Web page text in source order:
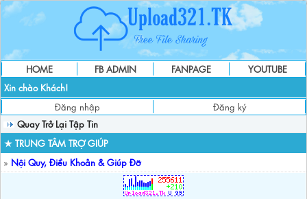
HOME FB ADMIN FANPAGE
YOUTUBE
Xin chào Khách!
Đăng nhập
Đăng ký
Quay Trở Lại Tập Tin
★ TRUNG TÂM TRỢ GIÚP
» Nội Quy, Điều Khoản & Giúp Đỡ